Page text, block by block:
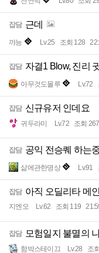
잡담 근데
꺄능 Lv.25 조회 128
잡담 자결1 Blow, 진리
아무것도몰루 Lv.72
잡담 신규유저 인데요
귀두라미 Lv.72 조회 267
잡담 공익 전승퀘 하는
삶에관한명상 Lv.91
잡담 아직 오딜리타 메
지엔오 Lv.62 조회 119
잡담 모험일지 불멸의
함박스테이끄 Lv.28 조